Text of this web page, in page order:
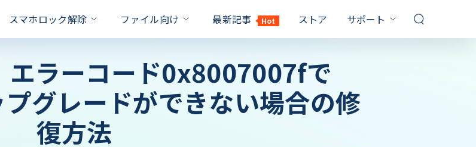
PassFab Duplicate File Deleter
重複ファイルを検出と削除
PassFab 4EasyPartition
システムを安全かつ迅速に移行
対策
Windows10 パスワード 解除
スマホロック解除
Hot
ク解除
ックを解除
対策
iPhone 画面 ロック 解除
Apple ID パスワード 合ってるのに
ファイル向け
PassFab for RAR
パスワードで保護されたRARファイルを解除
PassFab for PPT
パワーポイントパスワードの回復を保証
対策
PDF パスワード 設定
最新記事 Hot ストア サポート
お問い合わせ
販売前のお問い合わせ、オンライ
ンサービスなど
エラーコード0x8007007fで
グレードができない場合の修
復方法